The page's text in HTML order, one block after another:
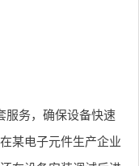
服务，确保设备快速
某电子元件生产企业